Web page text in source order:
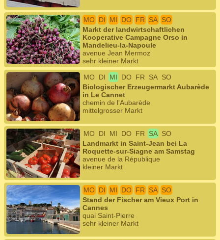
MO DI MI DO FR SA SO
Markt der landwirtschaftlichen
Kooperative Campagne Orso in
Mandelieu-la-Napoule
avenue Jean Mermoz
sehr kleiner Markt
MO DI MI DO FR SA SO
Biologischer Erzeugermarkt Aubarède
in Le Cannet
chemin de l'Aubarède
mittelgrosser Markt
MO DI MI DO FR SA SO
Landmarkt in Saint-Jean bei La
Roquette-sur-Siagne am Samstag
avenue de la République
kleiner Markt
MO DI MI DO FR SA SO
Stand der Fischer am Vieux Port in
Cannes
quai Saint-Pierre
sehr kleiner Markt